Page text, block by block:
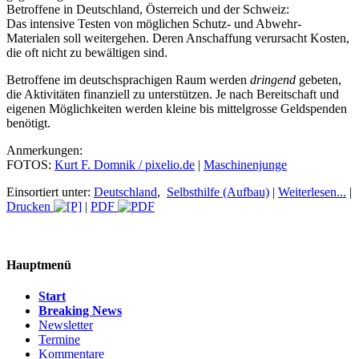
Betroffene in Deutschland, Österreich und der Schweiz:
Das intensive Testen von möglichen Schutz- und Abwehr-
Materialen soll weitergehen. Deren Anschaffung verursacht Kosten,
die oft nicht zu bewältigen sind.
Betroffene im deutschsprachigen Raum werden dringend gebeten,
die Aktivitäten finanziell zu unterstützen. Je nach Bereitschaft und
eigenen Möglichkeiten werden kleine bis mittelgrosse Geldspenden
benötigt.
Anmerkungen:
FOTOS: Kurt F. Domnik / pixelio.de | Maschinenjunge
Einsortiert unter: Deutschland, Selbsthilfe (Aufbau) | Weiterlesen... |
Drucken
| PDF
Hauptmenü
Start
Breaking News
Newsletter
Termine
Kommentare